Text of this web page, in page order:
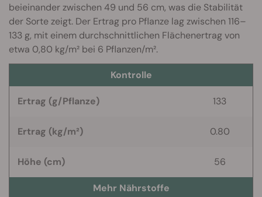
beieinander zwischen 49 und 56 cm, was die Stabilität
der Sorte zeigt. Der Ertrag pro Pflanze lag zwischen 116–
133 g, mit einem durchschnittlichen Flächenertrag von
etwa 0,80 kg/m² bei 6 Pflanzen/m².
Kontrolle
Ertrag (g/Pflanze) 133
Ertrag (kg/m²) 0.80
Höhe (cm) 56
Mehr Nährstoffe